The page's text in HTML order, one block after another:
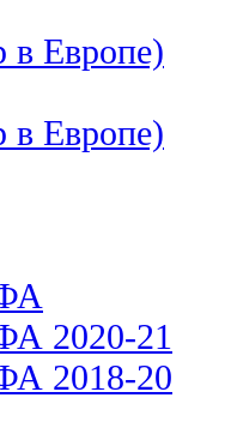
Европе)
Европе)
2020-21
2018-20